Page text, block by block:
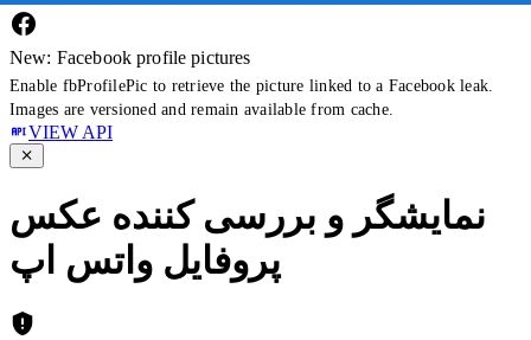
New: Facebook profile pictures
Enable fbProfilePic to retrieve the picture linked to a Facebook leak.
Images are versioned and remain available from cache.
VIEW API
نمایشگر و بررسی کننده عکس
پروفایل واتس اپ